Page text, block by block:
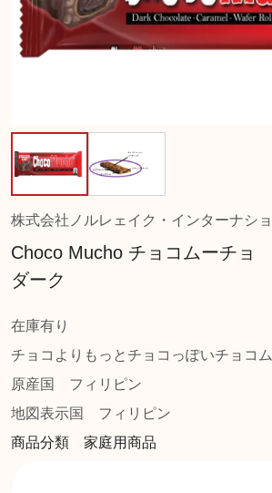
株式会社ノルレェイク・インターナシ
Choco Mucho チョコムーチョ
ダーク
在庫有り
チョコよりもっとチョコっぽいチョコ
原産国
フィリピン
地図表示国
フィリピン
商品分類 家庭用商品